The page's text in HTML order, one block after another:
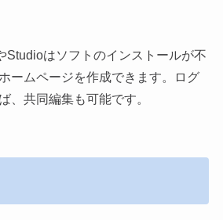
Studioはソフトのインストールが不
ームページを作成できます。ログ
、共同編集も可能です。